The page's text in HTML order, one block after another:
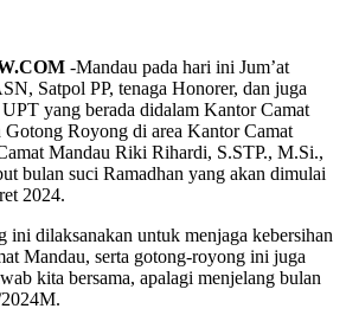
-Mandau pada hari ini Jum’at
Satpol PP, tenaga Honorer, dan juga
UPT yang berada didalam Kantor Camat
Gotong Royong di area Kantor Camat
Mandau Riki Rihardi, S.STP., M.Si.,
bulan suci Ramadhan yang akan dimulai
2024.
ini dilaksanakan untuk menjaga kebersihan
Mandau, serta gotong-royong ini juga
kita bersama, apalagi menjelang bulan